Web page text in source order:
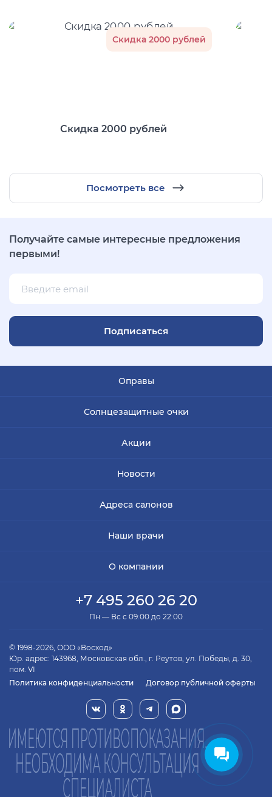
Скидка 2000 рублей
Скидка 2000 рублей
Посмотреть все
Получайте самые интересные предложения
первыми!
Подписаться
Оправы
Солнцезащитные очки
Акции
Новости
Адреса салонов
Наши врачи
О компании
+7 495 260 26 20
Пн — Вс с 09:00 до 22:00
© 1998-2026, ООО «Восход»
Юр. адрес: 143968, Московская обл., г. Реутов, ул. Победы, д. 30,
пом. VI
Политика конфиденциальности
Договор публичной оферты